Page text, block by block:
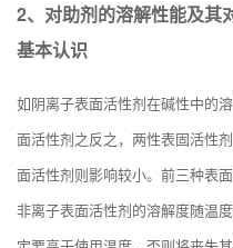
2、对助剂的溶解性能及其
基本认识
如阴离子表面活性剂在碱性中的
面活性剂之反之，两性表固活性
面活性剂则影响较小。前三种表
非离子表面活性剂的溶解度随温